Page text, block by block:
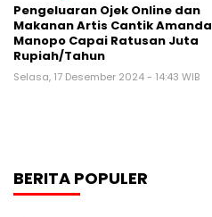
Pengeluaran Ojek Online dan
Makanan Artis Cantik Amanda
Manopo Capai Ratusan Juta
Rupiah/Tahun
Selasa, 17 Desember 2024 - 14:43 WIB
BERITA POPULER